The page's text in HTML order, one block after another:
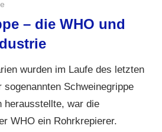
– die WHO und
wurden im Laufe des letzten
Schweinegrippe
herausstellte, war die
WHO ein Rohrkrepierer.